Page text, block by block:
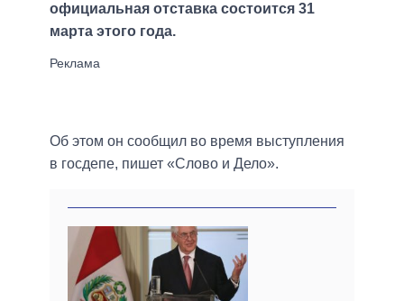
официальная отставка состоится 31
марта этого года.
Об этом он сообщил во время выступления
в госдепе, пишет «Слово и Дело».